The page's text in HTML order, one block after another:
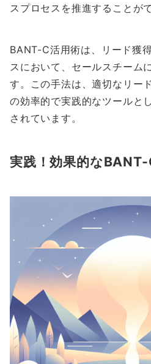
スプロセスを推進することが
BANT-C活用術は、リード獲
スにおいて、セールスチーム
す。この手法は、適切なリー
の効率的で実践的なツールと
されています。
実践！効果的な